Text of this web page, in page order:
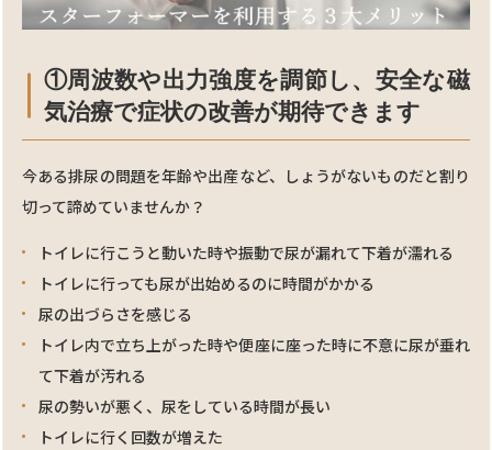
①周波数や出⼒強度を調節し、安全な磁
気治療で症状の改善が期待できます
今ある排尿の問題を年齢や出産など、しょうがないものだと割り
切って諦めていませんか？
トイレに⾏こうと動いた時や振動で尿が漏れて下着が濡れる
トイレに⾏っても尿が出始めるのに時間がかかる
尿の出づらさを感じる
トイレ内で⽴ち上がった時や便座に座った時に不意に尿が垂れ
て下着が汚れる
尿の勢いが悪く、尿をしている時間が⻑い
トイレに⾏く回数が増えた